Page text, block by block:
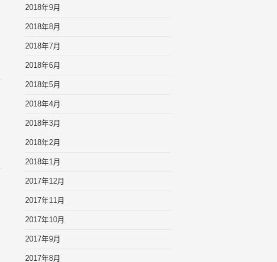
2018年9月
2018年8月
2018年7月
2018年6月
2018年5月
2018年4月
2018年3月
2018年2月
2018年1月
2017年12月
2017年11月
2017年10月
2017年9月
2017年8月